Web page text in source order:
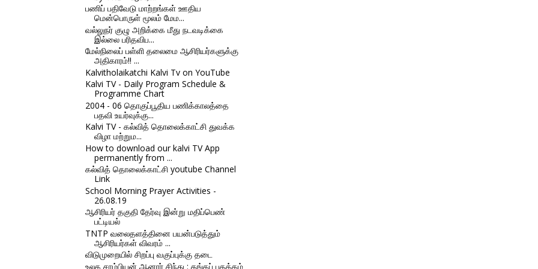
பணிப் பதிவேடு மாற்றங்கள் ஊதிய
மென்பொருள் மூலம் மேம...
வல்லுநர் குழு அறிக்கை மீது நடவடிக்கை
இல்லை பரிதவிப...
மேல்நிலைப் பள்ளி தலைமை ஆசிரியர்களுக்கு
அதிகாரம்!! ...
Kalvitholaikatchi Kalvi Tv on YouTube
Kalvi TV - Daily Program Schedule &
Programme Chart
2004 - 06 தொகுப்பூதிய பணிக்காலத்தை
பதவி உயர்வுக்கு...
Kalvi TV - கல்வித் தொலைக்காட்சி துவக்க
விழா மற்றும...
How to download our kalvi TV App
permanently from ...
கல்வித் தொலைக்காட்சி youtube Channel
Link
School Morning Prayer Activities -
26.08.19
ஆசிரியர் தகுதி தேர்வு இன்று மதிப்பெண்
பட்டியல்
TNTP வலைதளத்தினை பயன்படுத்தும்
ஆசிரியர்கள் விவரம் ...
விடுமுறையில் சிறப்பு வகுப்புக்கு தடை
உலக சாம்பியன் ஆனார் சிந்து : தங்கப் பதக்கம்